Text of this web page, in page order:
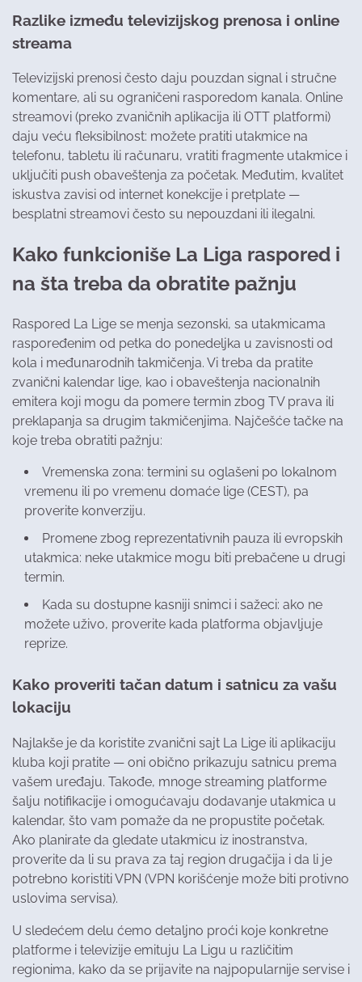
Razlike između televizijskog prenosa i online
streama
Televizijski prenosi često daju pouzdan signal i stručne
komentare, ali su ograničeni rasporedom kanala. Online
streamovi (preko zvaničnih aplikacija ili OTT platformi)
daju veću fleksibilnost: možete pratiti utakmice na
telefonu, tabletu ili računaru, vratiti fragmente utakmice i
uključiti push obaveštenja za početak. Međutim, kvalitet
iskustva zavisi od internet konekcije i pretplate —
besplatni streamovi često su nepouzdani ili ilegalni.
Kako funkcioniše La Liga raspored i
na šta treba da obratite pažnju
Raspored La Lige se menja sezonski, sa utakmicama
raspoređenim od petka do ponedeljka u zavisnosti od
kola i međunarodnih takmičenja. Vi treba da pratite
zvanični kalendar lige, kao i obaveštenja nacionalnih
emitera koji mogu da pomere termin zbog TV prava ili
preklapanja sa drugim takmičenjima. Najčešće tačke na
koje treba obratiti pažnju:
Vremenska zona: termini su oglašeni po lokalnom
vremenu ili po vremenu domaće lige (CEST), pa
proverite konverziju.
Promene zbog reprezentativnih pauza ili evropskih
utakmica: neke utakmice mogu biti prebačene u drugi
termin.
Kada su dostupne kasniji snimci i sažeci: ako ne
možete uživo, proverite kada platforma objavljuje
reprize.
Kako proveriti tačan datum i satnicu za vašu
lokaciju
Najlakše je da koristite zvanični sajt La Lige ili aplikaciju
kluba koji pratite — oni obično prikazuju satnicu prema
vašem uređaju. Takođe, mnoge streaming platforme
šalju notifikacije i omogućavaju dodavanje utakmica u
kalendar, što vam pomaže da ne propustite početak.
Ako planirate da gledate utakmicu iz inostranstva,
proverite da li su prava za taj region drugačija i da li je
potrebno koristiti VPN (VPN korišćenje može biti protivno
uslovima servisa).
U sledećem delu ćemo detaljno proći koje konkretne
platforme i televizije emituju La Ligu u različitim
regionima, kako da se prijavite na najpopularnije servise i